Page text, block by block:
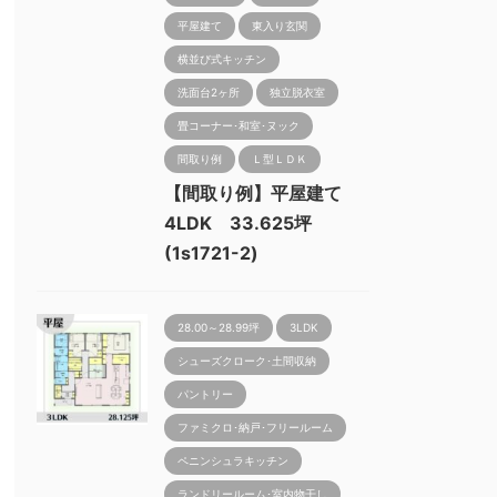
平屋建て 東入り玄関
横並び式キッチン
洗面台2ヶ所 独立脱衣室
畳コーナー･和室･ヌック
間取り例 Ｌ型ＬＤＫ
【間取り例】平屋建て
4LDK 33.625坪
(1s1721-2)
28.00～28.99坪 3LDK
シューズクローク･土間収納
パントリー
ファミクロ･納戸･フリールーム
ペニンシュラキッチン
ランドリールーム･室内物干し